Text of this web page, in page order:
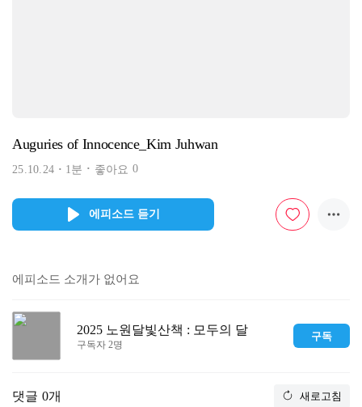
Auguries of Innocence_Kim Juhwan
25.10.24 1분 좋아요 0
에피소드 듣기
에피소드 소개가 없어요
2025 노원달빛산책 : 모두의 달
구독자 2명
구독
댓글 0개 새로고침